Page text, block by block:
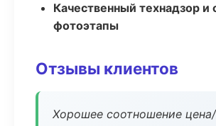
Качественный технадзор и
фотоэтапы
Отзывы клиентов
Хорошее соотношение цена/